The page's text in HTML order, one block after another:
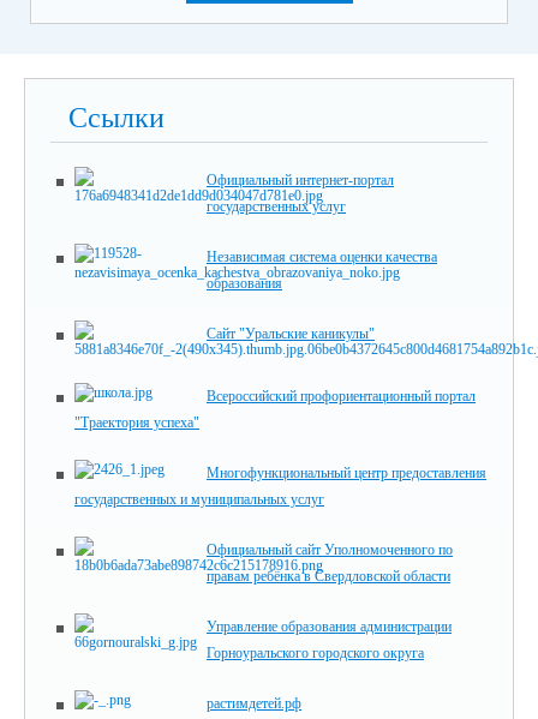
Ссылки
Официальный интернет-портал
государственных услуг
Независимая система оценки качества
образования
Сайт "Уральские каникулы"
Всероссийский профориентационный портал
"Траектория успеха"
Многофункциональный центр предоставления
государственных и муниципальных услуг
Официальный сайт Уполномоченного по
правам ребёнка в Свердловской области
Управление образования администрации
Горноуральского городского округа
растимдетей.рф